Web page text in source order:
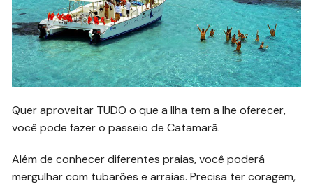
Quer aproveitar TUDO o que a Ilha tem a lhe oferecer,
você pode fazer o passeio de Catamarã.
Além de conhecer diferentes praias, você poderá
mergulhar com tubarões e arraias. Precisa ter coragem,